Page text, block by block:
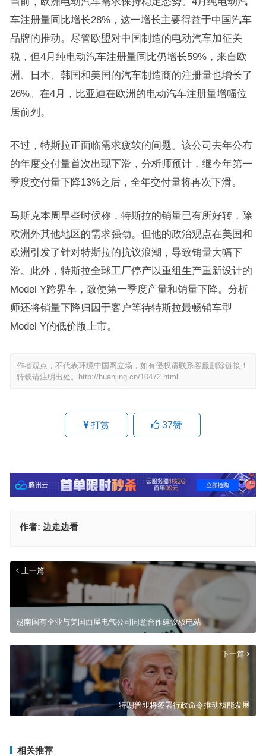
车注册量同比增长28%，这一增长主要得益于中国汽车
品牌的推动。尽管欧盟对中国制造的电动汽车加征关
税，但4月纯电动汽车注册量同比仍增长59%，来自欧
洲、日本、韩国和美国的汽车制造商的注册量也增长了
26%。在4月，比亚迪在欧洲的电动汽车注册量增幅位
居前列。
不过，特斯拉正面临需求疲软的问题。该公司去年公布
的年度交付量首次出现下滑，分析师预计，继今年第一
季度交付量下降13%之后，全年交付量将再次下滑。
马斯克本周早些时候称，特斯拉的销量已有所好转，除
欧洲外其他地区的需求强劲。但他的政治观点在美国和
欧洲引发了针对特斯拉的抗议浪潮，导致销量大幅下
滑。此外，特斯拉全球工厂停产以重组生产重新设计的
Model Y跨界车，致使第一季度产量和销量下降。分析
师还将销量下降归因于客户等待特斯拉最畅销车型
Model Y的低价版上市。
作者观点，不代表环境中国网立场，如有侵权请联系客服删除链接！
转载请注明出处。 http://huanjing.cn/10472.html
打赏 37赞
作者: 边走边看
上一篇
越南国有企业与美国西屋电气公司同意合作建设核电站
下一篇
特朗普即将签署行政命令推动核能发展
相关推荐